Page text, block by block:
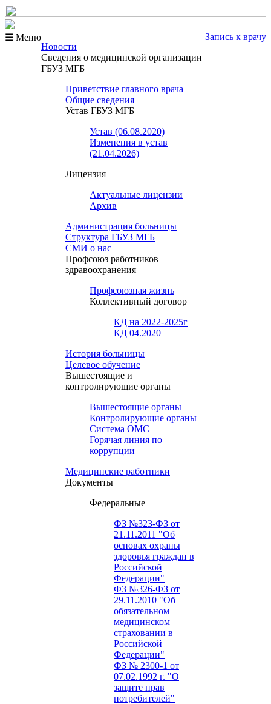
☰ Меню
Запись к врачу
Новости
Сведения о медицинской организации
ГБУЗ МГБ
Приветствие главного врача
Общие сведения
Устав ГБУЗ МГБ
Устав (06.08.2020)
Изменения в устав
(21.04.2026)
Лицензия
Актуальные лицензии
Архив
Администрация больницы
Структура ГБУЗ МГБ
СМИ о нас
Профсоюз работников
здравоохранения
Профсоюзная жизнь
Коллективный договор
КД на 2022-2025г
КД 04.2020
История больницы
Целевое обучение
Вышестоящие и
контролирующие органы
Вышестоящие органы
Контролирующие органы
Система ОМС
Горячая линия по
коррупции
Медицинские работники
Документы
Федеральные
ФЗ №323-ФЗ от
21.11.2011 "Об
основах охраны
здоровья граждан в
Российской
Федерации"
ФЗ №326-ФЗ от
29.11.2010 "Об
обязательном
медицинском
страховании в
Российской
Федерации"
ФЗ № 2300-1 от
07.02.1992 г. "О
защите прав
потребителей"